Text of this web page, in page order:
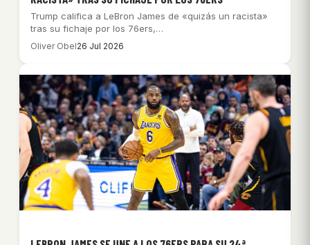
Trump califica a LeBron James de «quizás un racista»
tras su fichaje por los 76ers,…
Oliver Obel26 Jul 2026